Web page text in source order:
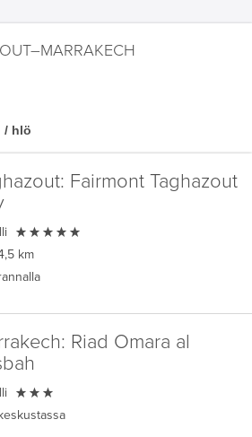
/ hlö
Fairmont Taghazout

km
Riad Omara al
